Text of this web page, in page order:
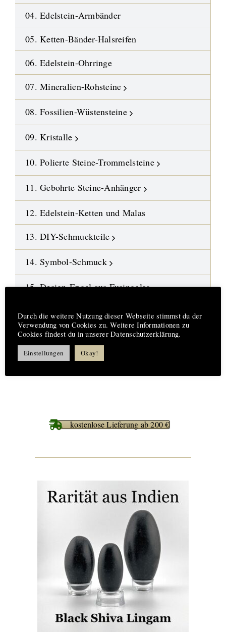
04. Edelstein-Armbänder
05. Ketten-Bänder-Halsreifen
06. Edelstein-Ohrringe
07. Mineralien-Rohsteine
08. Fossilien-Wüstensteine
09. Kristalle
10. Polierte Steine-Trommelsteine
11. Gebohrte Steine-Anhänger
12. Edelstein-Ketten und Malas
13. DIY-Schmuckteile
14. Symbol-Schmuck
15. Design-Engel aus Fusingglas
16.
Neue Highlights
17. Aufträge-Reparaturen
18. %%% Best Deals
kostenlose Lieferung ab 200 €
Durch die weitere Nutzung dieser Webseite stimmst du der
Verwendung von Cookies zu. Weitere Informationen zu
Cookies findest du in unserer Datenschutzerklärung.
Einstellungen Okay!